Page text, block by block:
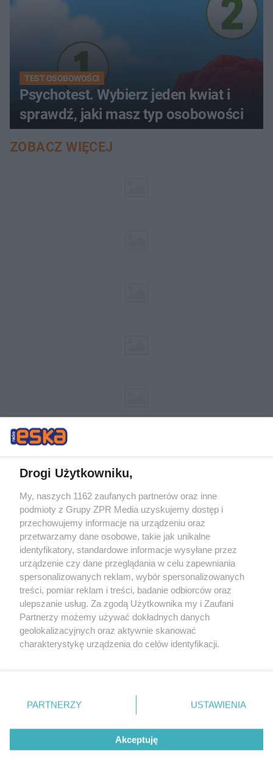
TEST OSOBOWOŚCI
Psychotest. Wybierz jeden kwiat i
sprawdź, jaki masz typ osobowości
ZOBACZ WIĘCEJ
Żaden utwór zamieszczony w serwisie nie może być powielany i
rozpowszechniany lub dalej rozpowszechniany w jakikolwiek sposób (w
tym także elektroniczny lub mechaniczny) na jakimkolwiek polu
eksploatacji w jakiejkolwiek formie, włącznie z umieszczaniem w
Internecie bez pisemnej zgody właściciela praw. Jakiekolwiek użycie lub
wykorzystanie utworów w całości lub w części z naruszeniem prawa,
tzn. bez właściwej zgody, jest zabronione pod groźbą kary i może być
ścigane prawnie.
© 2026 Grupa ZPR Media
Drogi Użytkowniku,
My, naszych 1162 zaufanych partnerów oraz inne
podmioty z Grupy ZPR Media uzyskujemy dostęp i
przechowujemy informacje na urządzeniu oraz
przetwarzamy dane osobowe, takie jak unikalne
identyfikatory, standardowe informacje wysyłane przez
urządzenie czy dane przeglądania w celu zapewniania
spersonalizowanych reklam, wybór spersonalizowanych
treści, pomiar reklam i treści, badanie odbiorców oraz
ulepszanie usług. Za zgodą Użytkownika my i Zaufani
Partnerzy możemy używać dokładnych danych
geolokalizacyjnych oraz aktywnie skanować
charakterystykę urządzenia do celów identyfikacji.
zmienić/wycofać klikając przycisk ustawień prywatności
znajdujący się w lewym dolnym rogu strony
rodzaje przetwarzania danych nie wymagają zgody
użytkownika, ale masz prawo sprzeciwić się takiemu
przetwarzaniu. Preferencje będą miały zastosowanie tylko
PARTNERZY USTAWIENIA
Akceptuję